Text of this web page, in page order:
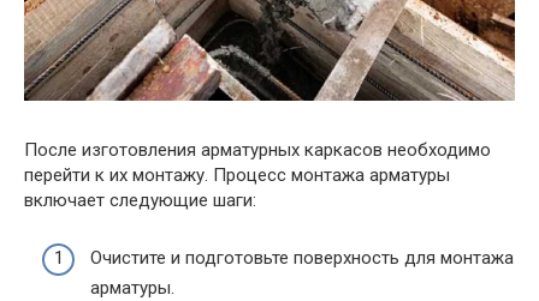
После изготовления арматурных каркасов необходимо
перейти к их монтажу. Процесс монтажа арматуры
включает следующие шаги:
Очистите и подготовьте поверхность для монтажа
арматуры.